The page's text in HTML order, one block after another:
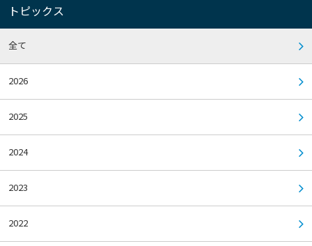
トピックス
全て
2026
2025
2024
2023
2022